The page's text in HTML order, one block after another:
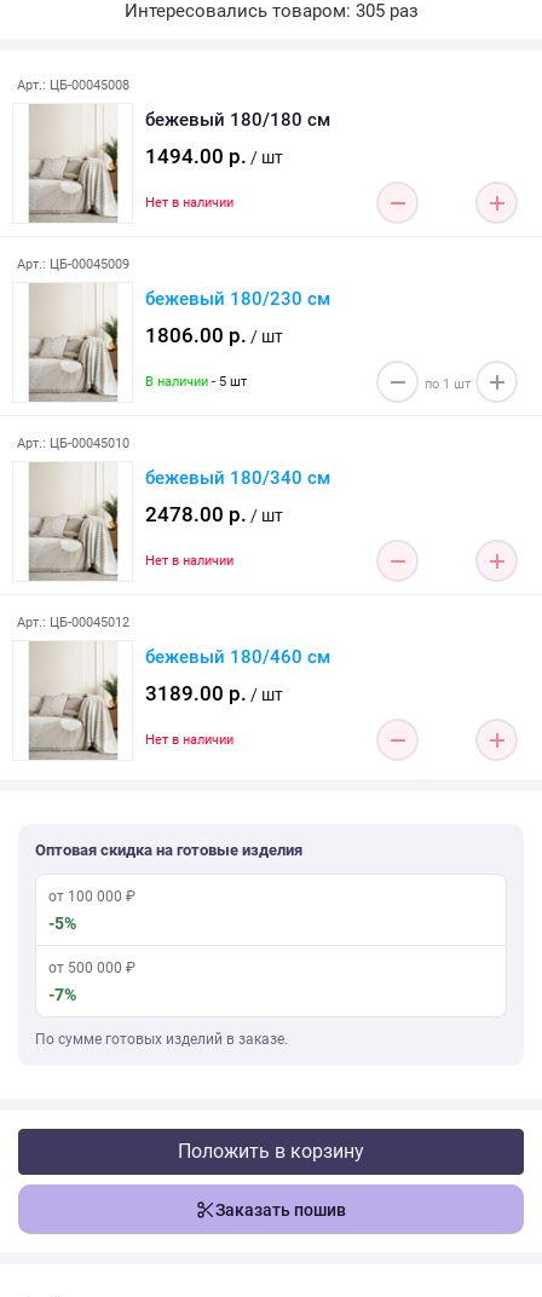
Интересовались товаром: 305 раз
Арт.: ЦБ-00045008
бежевый 180/180 см
1494.00 р. / шт
Нет в наличии
Арт.: ЦБ-00045009
бежевый 180/230 см
1806.00 р. / шт
В наличии - 5 шт
Арт.: ЦБ-00045010
бежевый 180/340 см
2478.00 р. / шт
Нет в наличии
Арт.: ЦБ-00045012
бежевый 180/460 см
3189.00 р. / шт
Нет в наличии
Оптовая скидка на готовые изделия
от 100 000 ₽
-5%
от 500 000 ₽
-7%
По сумме готовых изделий в заказе.
Положить в корзину
Заказать пошив